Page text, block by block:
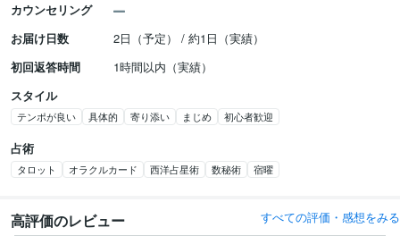
カウンセリング
お届け日数
2日（予定） / 約1日（実績）
初回返答時間
1時間以内（実績）
スタイル
テンポが良い 具体的 寄り添い まじめ 初心者歓迎
占術
タロット オラクルカード 西洋占星術 数秘術 宿曜
高評価のレビュー すべての評価・感想をみる